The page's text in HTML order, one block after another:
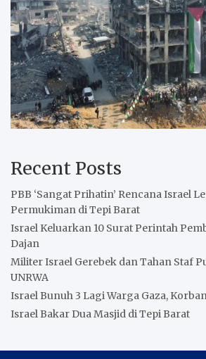
Recent Posts
PBB ‘Sangat Prihatin’ Rencana Israel
Permukiman di Tepi Barat
Israel Keluarkan 10 Surat Perintah
Dajan
Militer Israel Gerebek dan Tahan Staf
UNRWA
Israel Bunuh 3 Lagi Warga Gaza,
Israel Bakar Dua Masjid di Tepi Barat